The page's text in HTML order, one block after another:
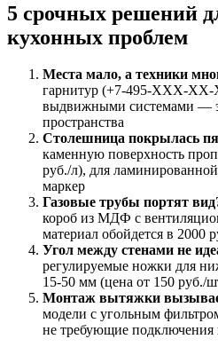
5 срочных решений
кухонных проблем
Места мало, а техники
гарнитур (+7-495-XXX-
выдвижными системами —
пространства
Столешница покрылась
каменную поверхность
руб./л), для
маркер
Газовые трубы портят
короб из МДФ с
материал обойдется в 2000
Угол между стенами не
регулируемые ножки для
15-50 мм (цена от 150 руб./
Монтаж вытяжки
модели с угольным
не требующие подключения